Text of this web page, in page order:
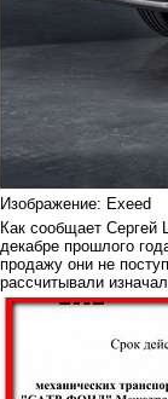
Изображение: Exeed
Как сообщает Сергей
декабре прошлого
продажу они не
рассчитывали